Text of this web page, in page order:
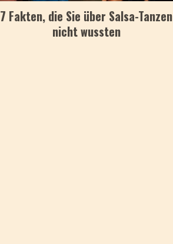
7 Fakten, die Sie über Salsa-Tanzen
nicht wussten